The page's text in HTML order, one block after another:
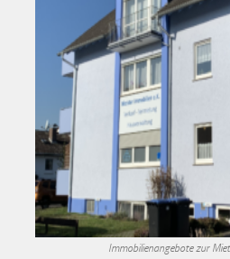
Immobilienangebote zur